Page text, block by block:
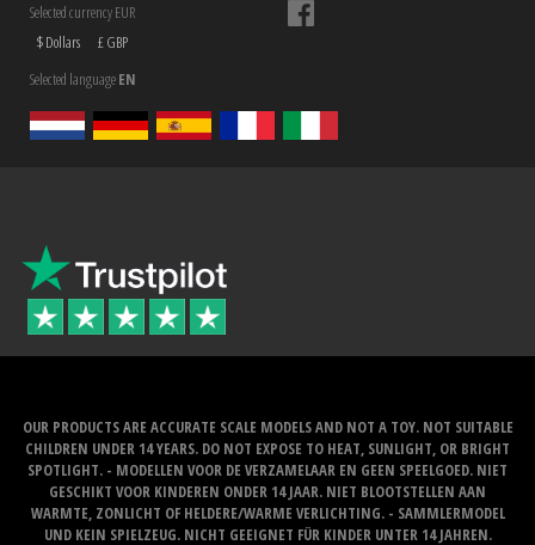
Selected currency EUR
$ Dollars
£ GBP
Selected languageEN
OUR PRODUCTS ARE ACCURATE SCALE MODELS AND NOT A TOY. NOT SUITABLE
CHILDREN UNDER 14 YEARS. DO NOT EXPOSE TO HEAT, SUNLIGHT, OR BRIGHT
SPOTLIGHT. - MODELLEN VOOR DE VERZAMELAAR EN GEEN SPEELGOED. NIET
GESCHIKT VOOR KINDEREN ONDER 14 JAAR. NIET BLOOTSTELLEN AAN
WARMTE, ZONLICHT OF HELDERE/WARME VERLICHTING. - SAMMLERMODEL
UND KEIN SPIELZEUG. NICHT GEEIGNET FÜR KINDER UNTER 14 JAHREN.